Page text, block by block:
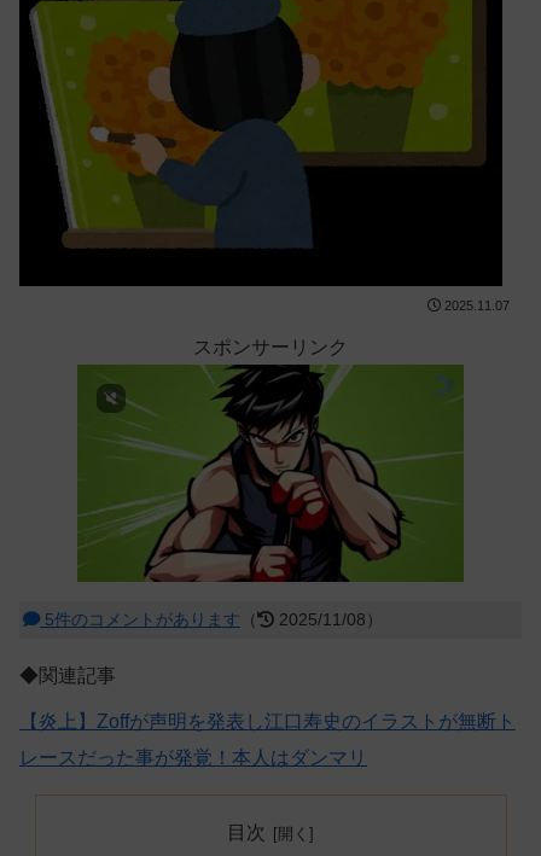
2025.11.07
スポンサーリンク
5件のコメントがあります （ 2025/11/08）
◆関連記事
【炎上】Zoffが声明を発表し江口寿史のイラストが無断ト
レースだった事が発覚！本人はダンマリ
目次